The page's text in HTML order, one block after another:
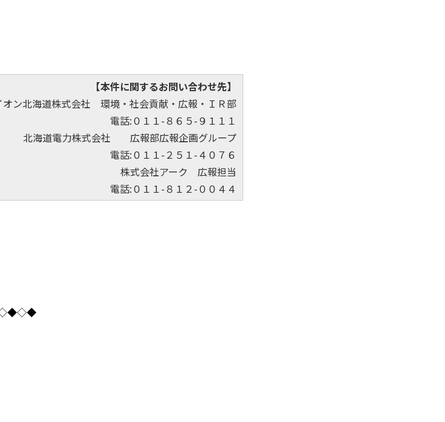
【本件に関するお問い合わせ先】
オン北海道株式会社 環境・社会貢献・広報・ＩＲ部
電話:０１１-８６５-９１１１
北海道電力株式会社 広報部広報企画グループ
電話:０１１-２５１-４０７６
株式会社アーク 広報担当
電話:０１１-８１２-００４４